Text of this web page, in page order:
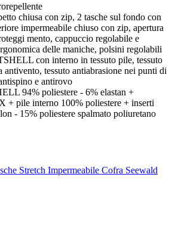
chiusa con zip, 2 tasche sul fondo con
impermeabile chiuso con zip, apertura
mento, cappuccio regolabile e
delle maniche, polsini regolabili
con interno in tessuto pile, tessuto
antivento, tessuto antiabrasione nei punti di
e antirovo
94% poliestere - 6% elastan +
+ pile interno 100% poliestere + inserti
- 15% poliestere spalmato poliuretano
Stretch Impermeabile Cofra Seewald